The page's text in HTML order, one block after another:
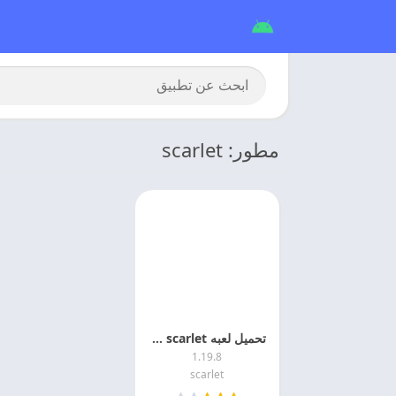
مطور: scarlet
تحميل لعبه scarlet مهكره اخر اصدار
1.19.8
scarlet